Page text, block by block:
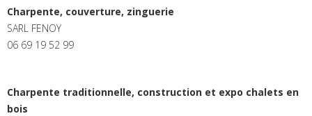
Charpente, couverture, zinguerie
SARL FENOY
06 69 19 52 99
Charpente traditionnelle, construction et expo chalets en
bois